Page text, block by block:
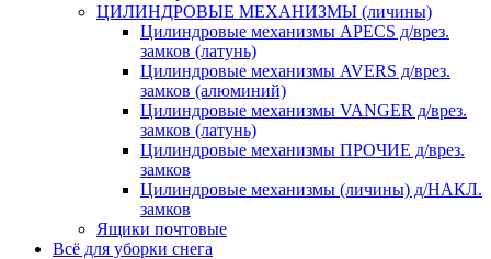
ЦИЛИНДРОВЫЕ МЕХАНИЗМЫ (личины)
Цилиндровые механизмы APECS д/врез.
замков (латунь)
Цилиндровые механизмы AVERS д/врез.
замков (алюминий)
Цилиндровые механизмы VANGER д/врез.
замков (латунь)
Цилиндровые механизмы ПРОЧИЕ д/врез.
замков
Цилиндровые механизмы (личины) д/НАКЛ.
замков
Ящики почтовые
Всё для уборки снега